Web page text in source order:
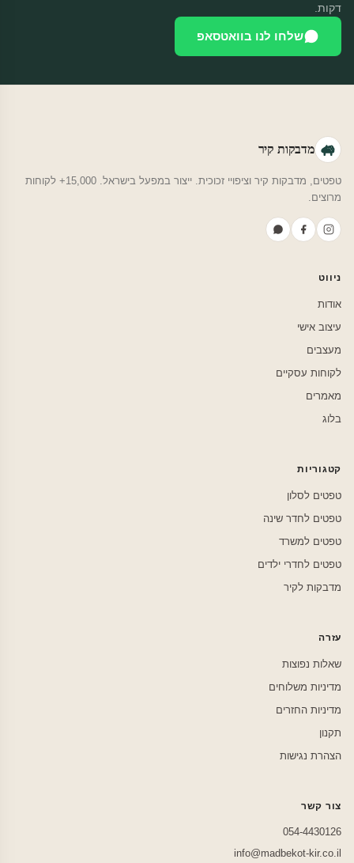
דקות.
שלחו לנו בוואטסאפ
מדבקות קיר
טפטים, מדבקות קיר וציפויי זכוכית. ייצור במפעל בישראל. 15,000+ לקוחות
מרוצים.
ניווט
אודות
עיצוב אישי
מעצבים
לקוחות עסקיים
מאמרים
בלוג
קטגוריות
טפטים לסלון
טפטים לחדר שינה
טפטים למשרד
טפטים לחדרי ילדים
מדבקות לקיר
עזרה
שאלות נפוצות
מדיניות משלוחים
מדיניות החזרים
תקנון
הצהרת נגישות
צור קשר
054-4430126
info@madbekot-kir.co.il